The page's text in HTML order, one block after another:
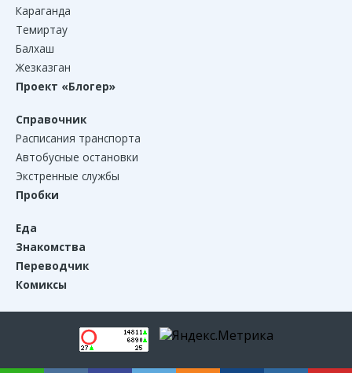
Караганда
Темиртау
Балхаш
Жезказган
Проект «Блогер»
Справочник
Расписания транспорта
Автобусные остановки
Экстренные службы
Пробки
Еда
Знакомства
Переводчик
Комиксы